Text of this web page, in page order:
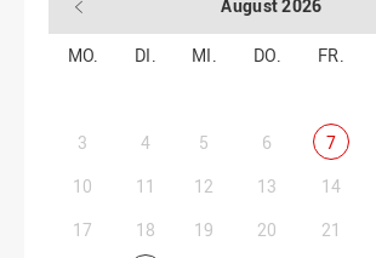
August 2026
MO. DI. MI. DO. FR.
3
4 5 6 7
10
11 12 13 14
17
18 19 20 21